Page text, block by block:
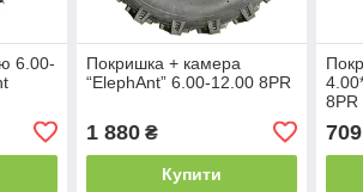
6.00-
Покришка + камера
“ElephAnt” 6.00-12.00 8PR
1 880₴
Купити
8PR
709